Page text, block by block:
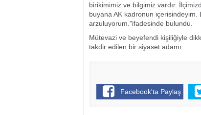
birikimimiz ve bilgimiz vardır.
buyana AK kadronun
arzuluyorum."ifadesinde bulundu.
Mütevazi ve beyefendi kişiliğiyle
takdir edilen bir siyaset adamı.
Facebook'ta Paylaş